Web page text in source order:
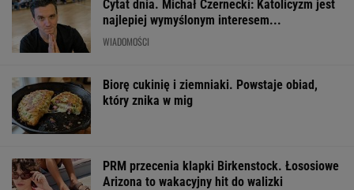
Cytat dnia. Michał Czernecki: Katolicyzm jest
najlepiej wymyślonym interesem...
WIADOMOŚCI
Biorę cukinię i ziemniaki. Powstaje obiad,
który znika w mig
PRM przecenia klapki Birkenstock. Łososiowe
Arizona to wakacyjny hit do walizki